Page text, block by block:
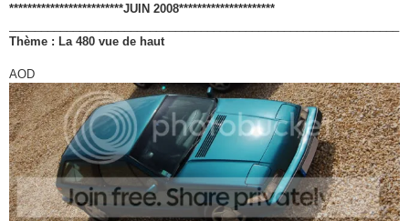
*************************JUIN 2008*********************
Thème : La 480 vue de haut
AOD